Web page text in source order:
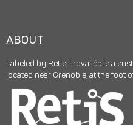
ABOUT
Labeled by Retis, inovallée is a
located near Grenoble, at the foot